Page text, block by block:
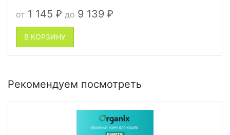
от 1 145 ₽ до 9 139 ₽
В КОРЗИНУ
Рекомендуем посмотреть